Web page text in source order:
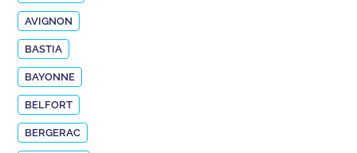
AVIGNON
BASTIA
BAYONNE
BELFORT
BERGERAC